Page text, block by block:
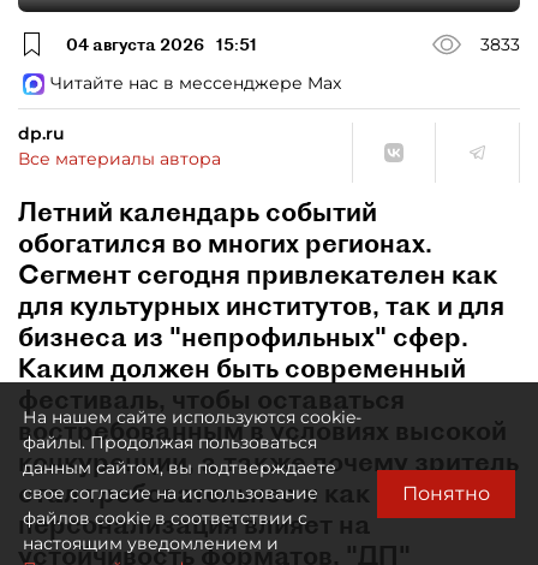
04 августа 2026 15:51
3833
Читайте нас в мессенджере Max
dp.ru
Все материалы автора
Летний календарь событий
обогатился во многих регионах.
Сегмент сегодня привлекателен как
для культурных институтов, так и для
бизнеса из "непрофильных" сфер.
Каким должен быть современный
фестиваль, чтобы оставаться
востребованным в условиях высокой
конкуренции, а также почему зритель
стал требовательнее и как
персонализация влияет на
устойчивость форматов, "ДП"
На нашем сайте используются cookie-
файлы. Продолжая пользоваться
данным сайтом, вы подтверждаете
свое согласие на использование
файлов cookie в соответствии с
настоящим уведомлением и
Понятно